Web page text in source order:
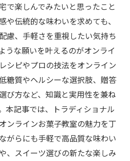
で楽しんでみたいと思ったこと
や伝統的な味わいを求めても、
慮、手軽さを重視したい気持ち
うな願いを叶えるのがオンライ
シピやプロの技法をオンライン
糖質やヘルシーな選択肢、贈答
び方など、知識と実用性を兼ね
本記事では、トラディショナル
ンラインお菓子教室の魅力を丁
がらにも手軽で高品質な味わい
、スイーツ選びの新たな楽しみ